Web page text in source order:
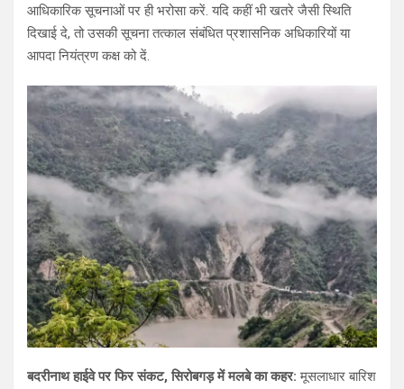
आधिकारिक सूचनाओं पर ही भरोसा करें. यदि कहीं भी खतरे जैसी स्थिति
दिखाई दे, तो उसकी सूचना तत्काल संबंधित प्रशासनिक अधिकारियों या
आपदा नियंत्रण कक्ष को दें.
बदरीनाथ हाईवे पर फिर संकट, सिरोबगड़ में मलबे का कहर:मूसलाधार बारिश